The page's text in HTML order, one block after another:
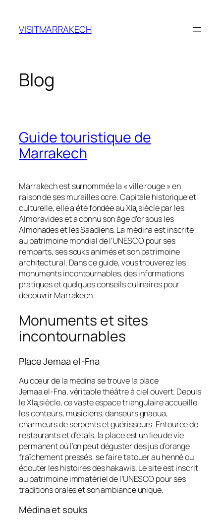
content
VISITMARRAKECH
Blog
Guide touristique de
Marrakech
Marrakech est surnommée la « ville rouge » en
raison de ses murailles ocre. Capitale historique et
culturelle, elle a été fondée au XIᶏ siècle par les
Almoravides et a connu son âge d’or sous les
Almohades et les Saadiens. La médina est inscrite
au patrimoine mondial de l’UNESCO pour ses
remparts, ses souks animés et son patrimoine
architectural. Dans ce guide, vous trouverez les
monuments incontournables, des informations
pratiques et quelques conseils culinaires pour
découvrir Marrakech.
Monuments et sites
incontournables
Place Jemaa el ‑Fna
Au cœur de la médina se trouve la place
Jemaa el‑Fna, véritable théâtre à ciel ouvert. Depuis
le XIᶏ siècle, ce vaste espace triangulaire accueille
les conteurs, musiciens, danseurs gnaoua,
charmeurs de serpents et guérisseurs. Entourée de
restaurants et d’étals, la place est un lieu de vie
permanent où l’on peut déguster des jus d’orange
fraîchement pressés, se faire tatouer au henné ou
écouter les histoires des hakawis. Le site est inscrit
au patrimoine immatériel de l’UNESCO pour ses
traditions orales et son ambiance unique.
Médina et souks